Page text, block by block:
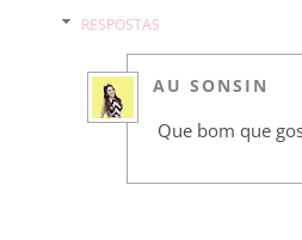
RESPOSTAS
AU SONSIN
Que bom que